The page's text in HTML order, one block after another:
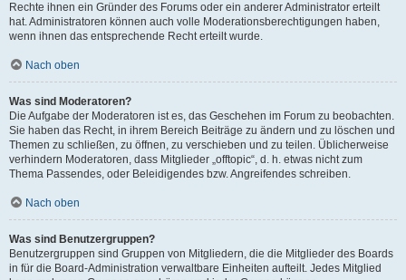
Rechte ihnen ein Gründer des Forums oder ein anderer Administrator erteilt
hat. Administratoren können auch volle Moderationsberechtigungen haben,
wenn ihnen das entsprechende Recht erteilt wurde.
Nach oben
Was sind Moderatoren?
Die Aufgabe der Moderatoren ist es, das Geschehen im Forum zu beobachten.
Sie haben das Recht, in ihrem Bereich Beiträge zu ändern und zu löschen und
Themen zu schließen, zu öffnen, zu verschieben und zu teilen. Üblicherweise
verhindern Moderatoren, dass Mitglieder „offtopic“, d. h. etwas nicht zum
Thema Passendes, oder Beleidigendes bzw. Angreifendes schreiben.
Nach oben
Was sind Benutzergruppen?
Benutzergruppen sind Gruppen von Mitgliedern, die die Mitglieder des Boards
in für die Board-Administration verwaltbare Einheiten aufteilt. Jedes Mitglied